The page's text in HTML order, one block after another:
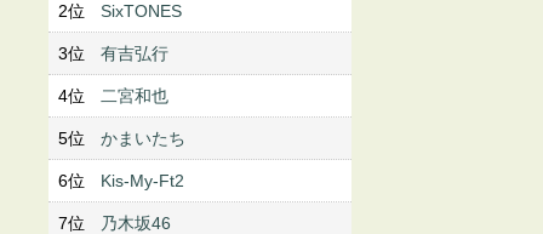
2位 SixTONES
3位 有吉弘行
4位 二宮和也
5位 かまいたち
6位 Kis-My-Ft2
7位 乃木坂46